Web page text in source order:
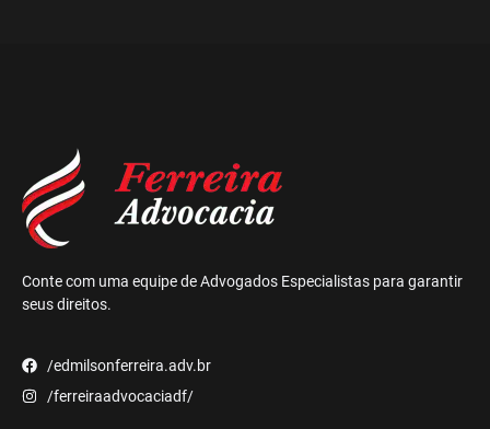
Conte com uma equipe de Advogados Especialistas para garantir
seus direitos.
/edmilsonferreira.adv.br
/ferreiraadvocaciadf/